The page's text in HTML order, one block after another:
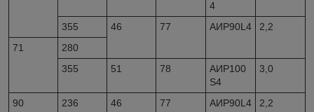
4
355
46 77 АИР90L4
2,2
71
280
355
51 78
АИР100
S4
3,0
90 236 46 77 АИР90L4
2,2